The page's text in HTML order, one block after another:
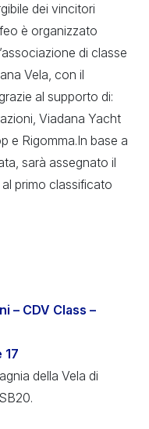
dei vincitori
è organizzato
di classe
Vela, con il
al supporto di:
Viadana Yacht
e Rigomma.In base a
sarà assegnato il
al primo classificato
– CDV Class –
17
della Vela di